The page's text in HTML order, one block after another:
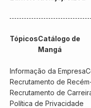
TópicosCatálogo de
Mangá
Informação da Empresa
Recrutamento de
Recrutamento de
Política de Privacidade